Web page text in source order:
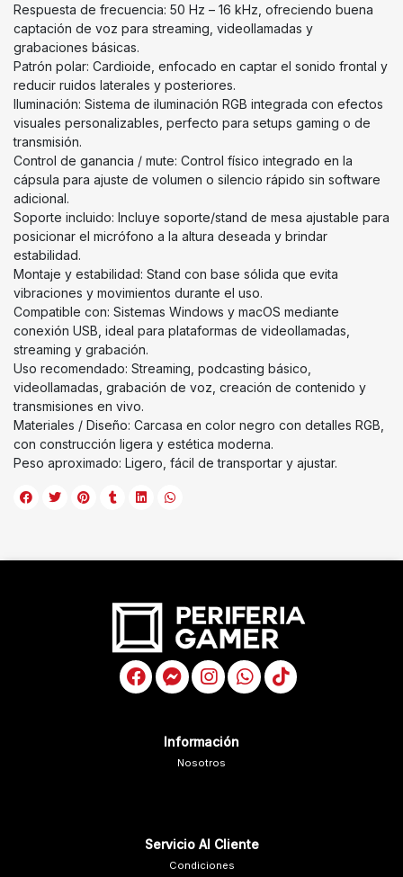
Respuesta de frecuencia: 50 Hz – 16 kHz, ofreciendo buena
captación de voz para streaming, videollamadas y
grabaciones básicas.
Patrón polar: Cardioide, enfocado en captar el sonido frontal y
reducir ruidos laterales y posteriores.
Iluminación: Sistema de iluminación RGB integrada con efectos
visuales personalizables, perfecto para setups gaming o de
transmisión.
Control de ganancia / mute: Control físico integrado en la
cápsula para ajuste de volumen o silencio rápido sin software
adicional.
Soporte incluido: Incluye soporte/stand de mesa ajustable para
posicionar el micrófono a la altura deseada y brindar
estabilidad.
Montaje y estabilidad: Stand con base sólida que evita
vibraciones y movimientos durante el uso.
Compatible con: Sistemas Windows y macOS mediante
conexión USB, ideal para plataformas de videollamadas,
streaming y grabación.
Uso recomendado: Streaming, podcasting básico,
videollamadas, grabación de voz, creación de contenido y
transmisiones en vivo.
Materiales / Diseño: Carcasa en color negro con detalles RGB,
con construcción ligera y estética moderna.
Peso aproximado: Ligero, fácil de transportar y ajustar.
Información
Nosotros
Servicio Al Cliente
Condiciones